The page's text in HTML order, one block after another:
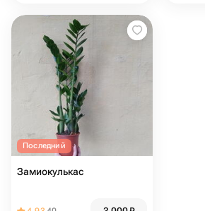
Последний
Замиокулькас